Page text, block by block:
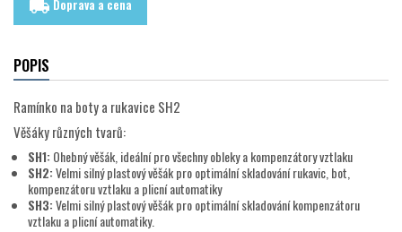
local_shipping Doprava a cena
POPIS
Ramínko na boty a rukavice SH2
Věšáky různých tvarů:
SH1: Ohebný věšák, ideální pro všechny obleky a kompenzátory vztlaku
SH2:Velmi silný plastový věšák pro optimální skladování rukavic, bot,
kompenzátoru vztlaku a plicní automatiky
SH3:Velmi silný plastový věšák pro optimální skladování kompenzátoru
vztlaku a plicní automatiky.